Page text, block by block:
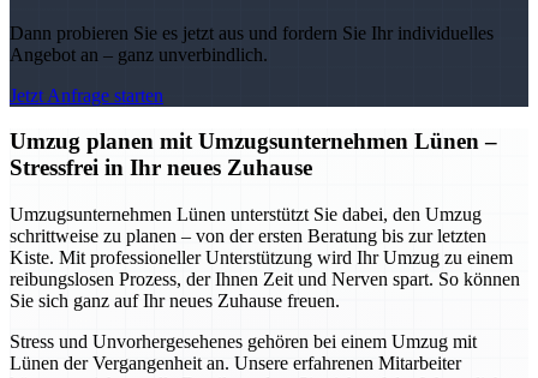
Dann probieren Sie es jetzt aus und fordern Sie Ihr individuelles
Angebot an – ganz unverbindlich.
Jetzt Anfrage starten
Umzug planen mit Umzugsunternehmen Lünen –
Stressfrei in Ihr neues Zuhause
Umzugsunternehmen Lünen unterstützt Sie dabei, den Umzug
schrittweise zu planen – von der ersten Beratung bis zur letzten
Kiste. Mit professioneller Unterstützung wird Ihr Umzug zu einem
reibungslosen Prozess, der Ihnen Zeit und Nerven spart. So können
Sie sich ganz auf Ihr neues Zuhause freuen.
Stress und Unvorhergesehenes gehören bei einem Umzug mit
Lünen der Vergangenheit an. Unsere erfahrenen Mitarbeiter